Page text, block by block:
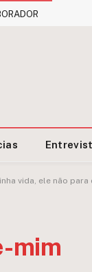
vida, ele não
mim